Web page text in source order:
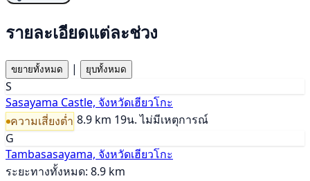
รายละเอียดแต่ละช่วง
ขยายทั้งหมด | ยุบทั้งหมด
S
Sasayama Castle, จังหวัดเฮียวโกะ
ความเสี่ยงต่ำ 8.9 km 19น. ไม่มีเหตุการณ์
G
Tambasasayama, จังหวัดเฮียวโกะ
ระยะทางทั้งหมด: 8.9 km